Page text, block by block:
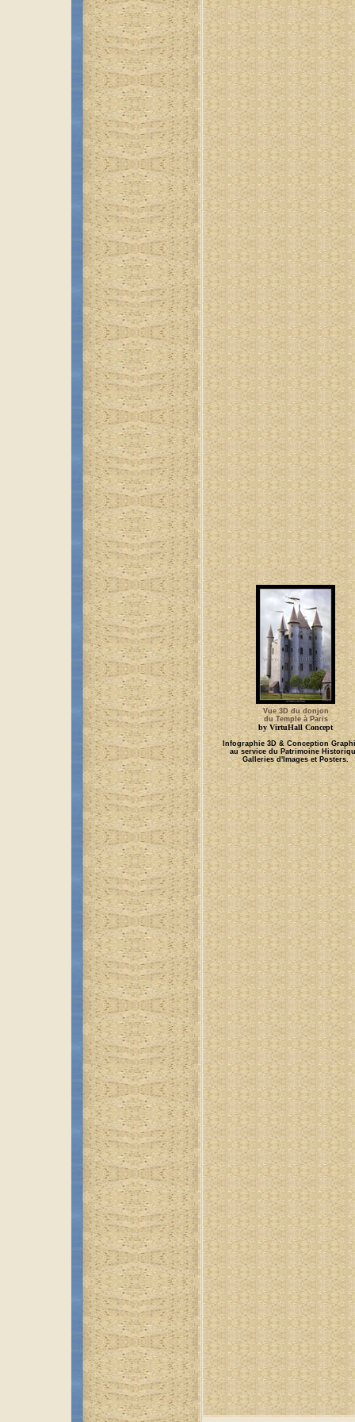
Vue 3D du donjon
du Temple à Paris
by VirtuHall Concept
Infographie 3D & Conception
au service du Patrimoine
Galleries d'Images et Posters.